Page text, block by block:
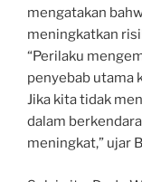
mengatakan
meningkatkan
“Perilaku
penyebab utama
Jika kita tidak
dalam
meningkat,” ujar